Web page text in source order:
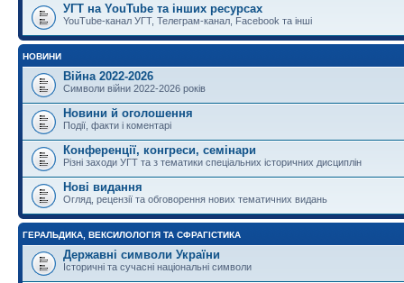
УГТ на YouTube та інших ресурсах
YouTube-канал УГТ, Телеграм-канал, Facebook та інші
НОВИНИ
Війна 2022-2026
Символи війни 2022-2026 років
Новини й оголошення
Події, факти і коментарі
Конференції, конгреси, семінари
Різні заходи УГТ та з тематики спеціальних історичних дисциплін
Нові видання
Огляд, рецензії та обговорення нових тематичних видань
ГЕРАЛЬДИКА, ВЕКСИЛОЛОГІЯ ТА СФРАГІСТИКА
Державні символи України
Історичні та сучасні національні символи